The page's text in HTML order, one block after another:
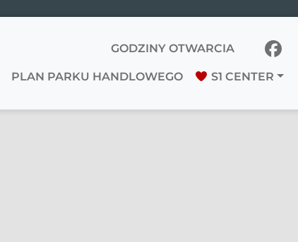
GODZINY OTWARCIA
PLAN PARKU HANDLOWEGO S1 CENTER